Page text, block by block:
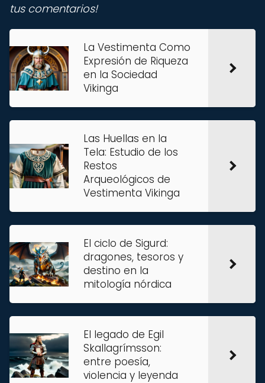
tus comentarios!
La Vestimenta Como
Expresión de Riqueza
en la Sociedad
Vikinga
Las Huellas en la
Tela: Estudio de los
Restos
Arqueológicos de
Vestimenta Vikinga
El ciclo de Sigurd:
dragones, tesoros y
destino en la
mitología nórdica
El legado de Egil
Skallagrímsson:
entre poesía,
violencia y leyenda